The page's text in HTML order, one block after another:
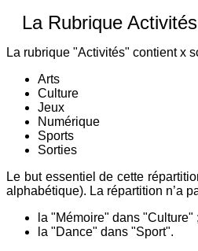
La Rubrique
La rubrique "Activités" contient x
Arts
Culture
Jeux
Numérique
Sports
Sorties
Le but essentiel de cette
alphabétique). La répartition n’a
la "Mémoire" dans "Culture" ;
la "Dance" dans "Sport".